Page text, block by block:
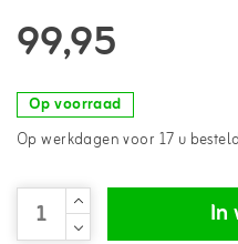
99,95
Op voorraad
Op werkdagen voor 17 u
In